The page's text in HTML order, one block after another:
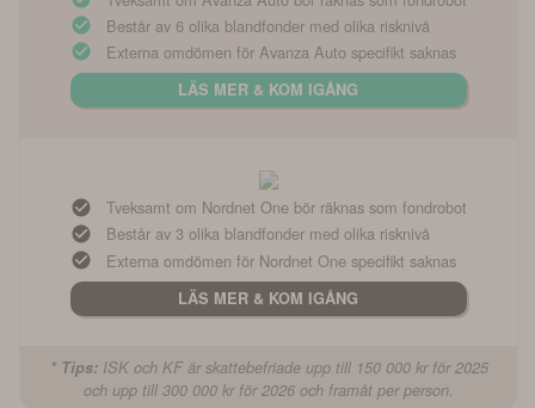
Består av 6 olika blandfonder med olika risknivå
Externa omdömen för Avanza Auto specifikt saknas
LÄS MER & KOM IGÅNG
Tveksamt om Nordnet One bör räknas som fondrobot
Består av 3 olika blandfonder med olika risknivå
Externa omdömen för Nordnet One specifikt saknas
LÄS MER & KOM IGÅNG
* Tips:ISK och KF är skattebefriade upp till 150 000 kr för 2025
och upp till 300 000 kr för 2026 och framåt per person.